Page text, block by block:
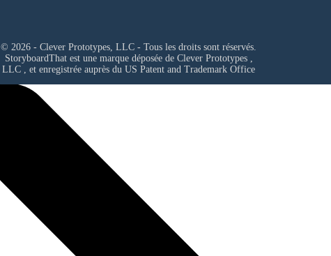
© 2026 - Clever Prototypes, LLC - Tous les droits sont réservés.
StoryboardThat est une marque déposée de Clever Prototypes ,
LLC , et enregistrée auprès du US Patent and Trademark Office